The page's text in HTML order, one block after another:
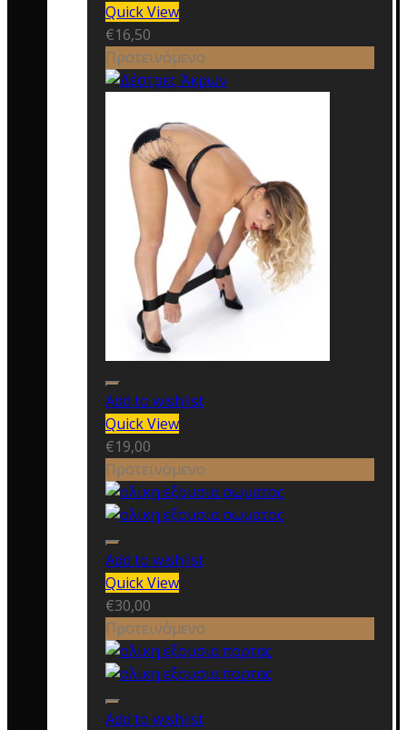
Quick View
€16,50
Προτεινόμενο
Add to wishlist
Quick View
€19,00
Προτεινόμενο
Add to wishlist
Quick View
€30,00
Προτεινόμενο
Add to wishlist